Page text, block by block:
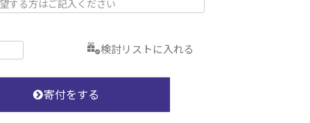
検討リストに入れる
寄付をする